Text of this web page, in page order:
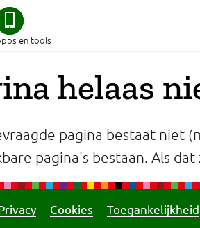
en tools
helaas
pagina bestaat niet
pagina's bestaan. Als dat
Cookies Toegankelijkheid